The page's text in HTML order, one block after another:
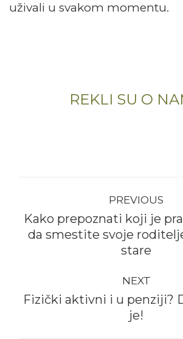
uživali u svakom momentu.
REKLI SU O
NAVIGATIONPREVIOUS
post:
Kako prepoznati koji je
da smestite svoje
stare
NEXT
Next
post:
Fizički aktivni i u penziji?
je!